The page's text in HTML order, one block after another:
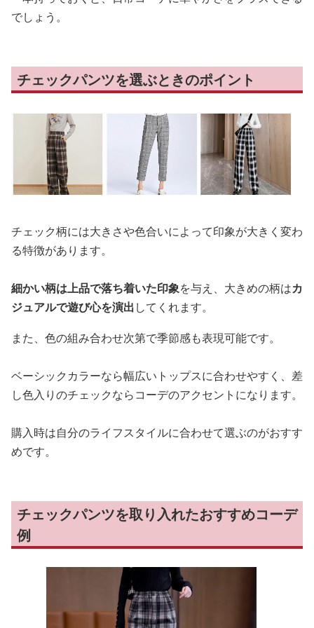
でしょう。
チェックパンツを選ぶときのポイント
チェック柄には大きさや色合いによって印象が大きく変わ
る特徴があります。
細かい柄は上品で落ち着いた印象を与え、大きめの柄はカ
ジュアルで遊び心を演出してくれます。
また、色の組み合わせ次第で季節感も表現可能です。
ベーシックカラーなら幅広いトップスに合わせやすく、差
し色入りのチェックならコーデのアクセントになります。
購入時は自分のライフスタイルに合わせて選ぶのがおすす
めです。
チェックパンツを取り入れたおすすめコーデ
例